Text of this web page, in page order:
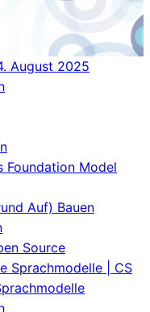
August 2025
Foundation Model
Auf) Bauen
Source
Sprachmodelle | CS